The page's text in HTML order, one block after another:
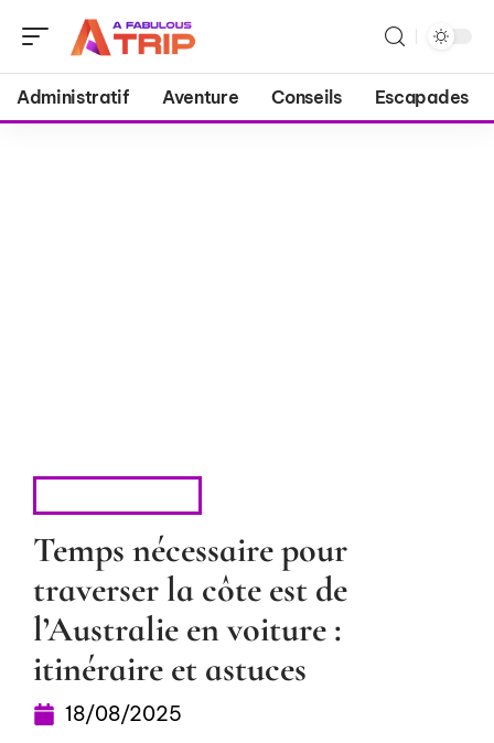
Administratif Aventure Conseils Escapades
Temps nécessaire pour
traverser la côte est de
l’Australie en voiture :
itinéraire et astuces
18/08/2025